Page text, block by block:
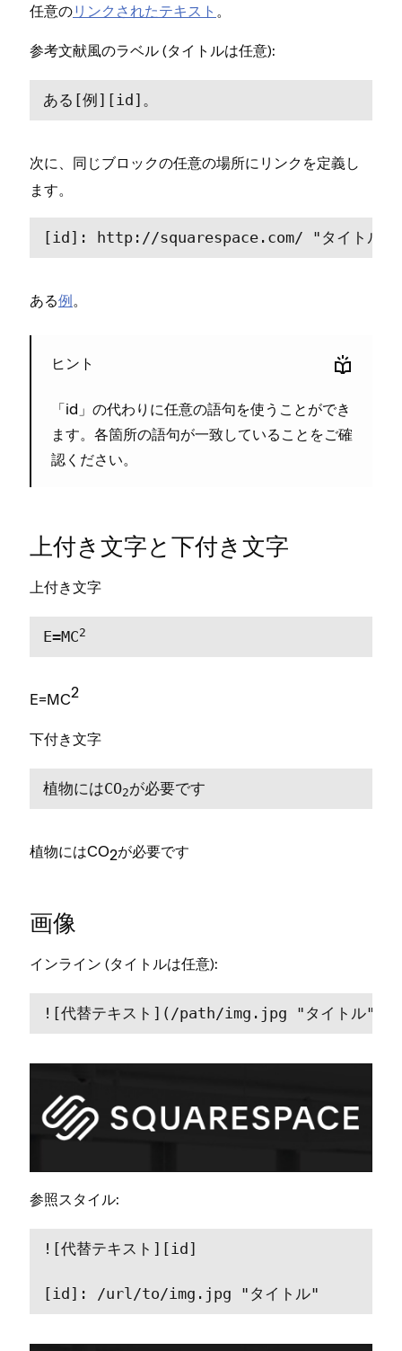
任意のリンクされたテキスト ⁠。
参考文献風のラベル (⁠タイトルは任意⁠)⁠:
ある[⁠例⁠][⁠id⁠]⁠。
次に⁠、 同じブロ⁠ックの任意の場所にリンクを定義し
ます⁠。
[⁠id⁠]⁠: http⁠://squarespace⁠.com/ ⁠"⁠タイトル⁠"⁠
ある例⁠。
ヒント
「⁠id⁠」の代わりに任意の語句を使うことができ
ます⁠。各箇所の語句が一致していることをご確
認ください⁠。
上付き文字と下付き文字
上付き文字
E=MC2
E=MC2
下付き文字
植物にはCO2が必要です
植物にはCO2が必要です
画像
インライン (⁠タイトルは任意⁠)⁠:
⁠![⁠代替テキスト⁠](⁠/path/img⁠.jpg ⁠"⁠タイトル⁠"⁠⁠)
参照スタイル⁠:
⁠![⁠代替テキスト⁠][⁠id⁠]
[⁠id⁠]⁠: /url/to/img⁠.jpg ⁠"⁠タイトル⁠"⁠